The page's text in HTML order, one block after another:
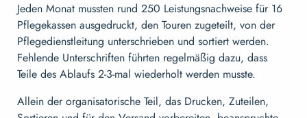
Jeden Monat mussten rund 250 Leistungsnachweise für 16
Pflegekassen ausgedruckt, den Touren zugeteilt, von der
Pflegedienstleitung unterschrieben und sortiert werden.
Fehlende Unterschriften führten regelmäßig dazu, dass
Teile des Ablaufs 2-3-mal wiederholt werden musste.
Allein der organisatorische Teil, das Drucken, Zuteilen,